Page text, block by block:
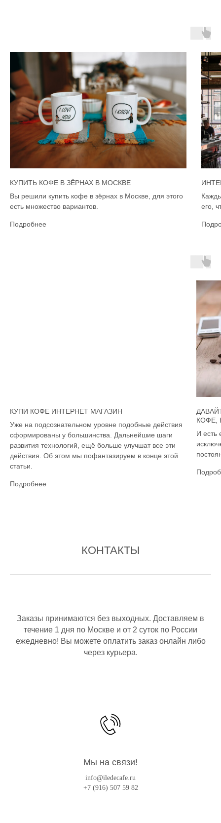
КУПИТЬ КОФЕ В ЗЁРНАХ В МОСКВЕ
Вы решили купить кофе в зёрнах в Москве, для этого
есть множество вариантов.
Подробнее
его,
КУПИ КОФЕ ИНТЕРНЕТ МАГАЗИН
Уже на подсознательном уровне подобные действия
сформированы у большинства. Дальнейшие шаги
развития технологий, ещё больше улучшат все эти
действия. Об этом мы пофантазируем в конце этой
статьи.
Подробнее
КОФЕ,
И есть
КОНТАКТЫ
Заказы принимаются без выходных. Доставляем в
течение 1 дня по Москве и от 2 суток по России
ежедневно! Вы можете оплатить заказ онлайн либо
через курьера.
Мы на связи!
info@iledecafe.ru
+7 (916) 507 59 82